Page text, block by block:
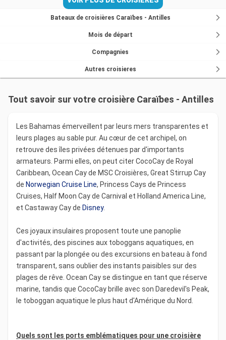
Bateaux de croisières Caraïbes - Antilles
Mois de départ
Compagnies
Autres croisieres
Tout savoir sur votre croisière Caraïbes - Antilles
Les Bahamas émerveillent par leurs mers transparentes et
leurs plages au sable pur. Au cœur de cet archipel, on
retrouve des îles privées détenues par d'importants
armateurs. Parmi elles, on peut citer CocoCay de Royal
Caribbean, Ocean Cay de MSC Croisières, Great Stirrup Cay
de Norwegian Cruise Line, Princess Cays de Princess
Cruises, Half Moon Cay de Carnival et Holland America Line,
et Castaway Cay de Disney.
Ces joyaux insulaires proposent toute une panoplie
d'activités, des piscines aux toboggans aquatiques, en
passant par la plongée ou des excursions en bateau à fond
transparent, sans oublier des instants paisibles sur des
plages de rêve. Ocean Cay se distingue en tant que réserve
marine, tandis que CocoCay brille avec son Daredevil's Peak,
le toboggan aquatique le plus haut d'Amérique du Nord.
Quels sont les ports emblématiques pour une croisière